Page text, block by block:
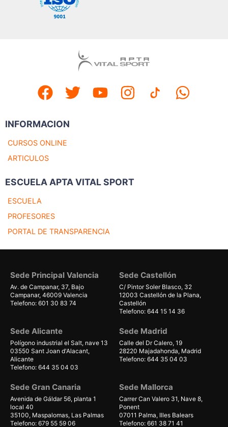
INFORMACION
CURSOS ONLINE
ARTICULOS
ESCUELA APTA VITAL SPORT
ESCUELA
PROFESORES
PORTAL DE TRANSPARENCIA
Sede Principal Valencia
Av. de Campanar, 37, Bajo
Campanar, 46009 Valencia
Telefono: 601 30 83 74
Sede Castellón
C/ Pintor Soler Blasco, 32
12003 Castellón de la Plana,
Castellón
Telefono: 644 15 14 36
Sede Alicante
Polígono industrial el Salt, nave 13
03550 Sant Joan d'Alacant,
Alicante
Telefono: 644 35 04 03
Sede Madrid
Calle del Dr Calero, 19
28220 Majadahonda, Madrid
Telefono: 644 35 04 03
Sede Gran Canaria
Avenida de Gáldar 56, planta 1
local 40
35100, Maspalomas, Las Palmas
Telefono: 679 55 59 06
Sede Mallorca
Carrer Can Valero 31, Nave 8,
Ponent
07011 Palma, Illes Balears
Telefono: 661 38 71 41